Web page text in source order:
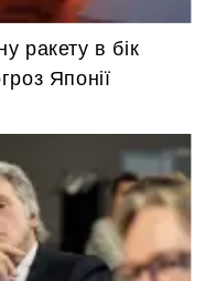
ракету в бік
Японії